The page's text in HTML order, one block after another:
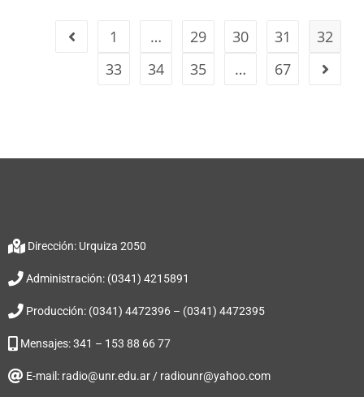
1 … 29 30 31
32
33
34 35 … 67
Dirección: Urquiza 2050
Administración: (0341) 4215891
Producción: (0341) 4472396 – (0341) 4472395
Mensajes: 341 – 153 88 66 77
E-mail: radio@unr.edu.ar / radiounr@yahoo.com